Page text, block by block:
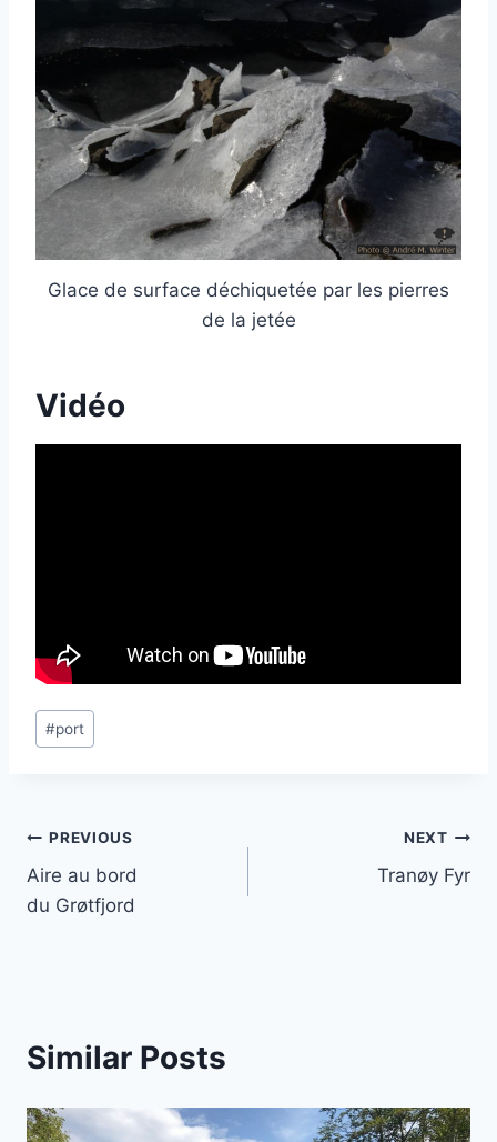
Glace de surface déchiquetée par les pierres
de la jetée
Vidéo
Post
Tags:
#port
Post
navigation
PREVIOUS
Aire au bord
du Grøtfjord
NEXT
Tranøy Fyr
Similar Posts